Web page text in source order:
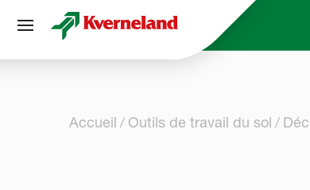
Accueil Outils de travail du sol
Panneau de gestion des cookies